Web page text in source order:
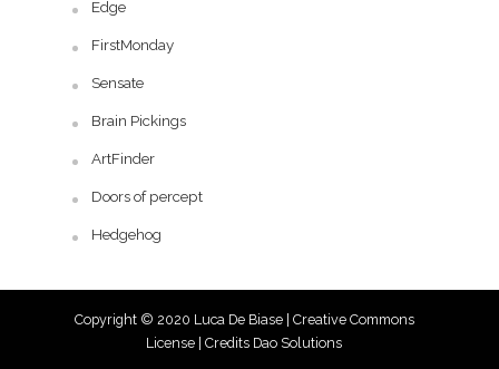
Edge
FirstMonday
Sensate
Brain Pickings
ArtFinder
Doors of percept
Hedgehog
Copyright © 2020 Luca De Biase | Creative Commons
License | Credits Dao Solutions